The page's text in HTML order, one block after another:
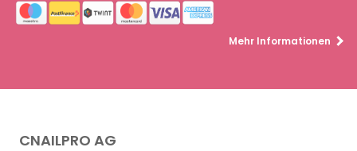
Mehr Informationen
CNAILPRO AG